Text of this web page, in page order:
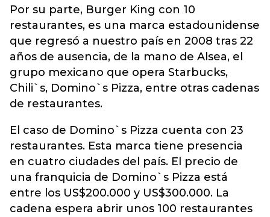
Por su parte, Burger King con 10
restaurantes, es una marca estadounidense
que regresó a nuestro país en 2008 tras 22
años de ausencia, de la mano de Alsea, el
grupo mexicano que opera Starbucks,
Chili`s, Domino`s Pizza, entre otras cadenas
de restaurantes.
El caso de Domino`s Pizza cuenta con 23
restaurantes. Esta marca tiene presencia
en cuatro ciudades del país. El precio de
una franquicia de Domino`s Pizza está
entre los US$200.000 y US$300.000. La
cadena espera abrir unos 100 restaurantes